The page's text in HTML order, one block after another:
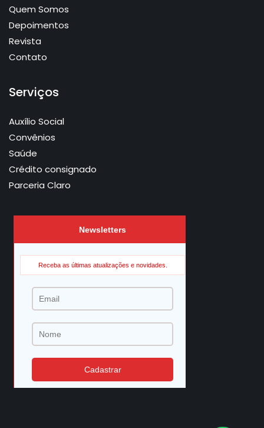
Quem Somos
Depoimentos
Revista
Contato
Serviços
Auxílio Social
Convênios
Saúde
Crédito consignado
Parceria Claro